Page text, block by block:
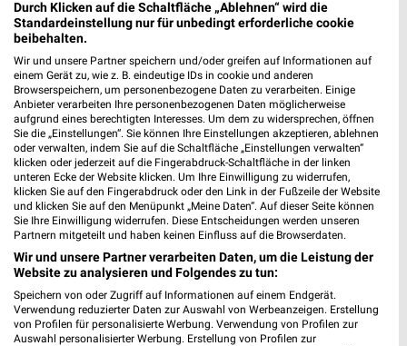
für Stutt­gart
Instone Real Estate Development GmbH Filialen
& Öffnungszeiten für Stuttgart
Intep Teppich Katalog und Prospekte für
Fildersatdt
INTERSPORT Prospekte, Angebote & Aktionen
für Fellbach
Durch Klicken auf die Schaltfläche „Ablehnen“ wird die
Standardeinstellung nur für unbedingt erforderliche cookie
beibehalten.
Wir und unsere Partner speichern und/oder greifen auf Informationen auf
einem Gerät zu, wie z. B. eindeutige IDs in cookie und anderen
Browserspeichern, um personenbezogene Daten zu verarbeiten. Einige
Anbieter verarbeiten Ihre personenbezogenen Daten möglicherweise
aufgrund eines berechtigten Interesses. Um dem zu widersprechen, öffnen
Sie die „Einstellungen“. Sie können Ihre Einstellungen akzeptieren, ablehnen
oder verwalten, indem Sie auf die Schaltfläche „Einstellungen verwalten“
klicken oder jederzeit auf die Fingerabdruck-Schaltfläche in der linken
unteren Ecke der Website klicken. Um Ihre Einwilligung zu widerrufen,
klicken Sie auf den Fingerabdruck oder den Link in der Fußzeile der Website
und klicken Sie auf den Menüpunkt „Meine Daten“. Auf dieser Seite können
Sie Ihre Einwilligung widerrufen. Diese Entscheidungen werden unseren
Partnern mitgeteilt und haben keinen Einfluss auf die Browserdaten.
Wir und unsere Partner verarbeiten Daten, um die Leistung der
Website zu analysieren und Folgendes zu tun:
Speichern von oder Zugriff auf Informationen auf einem Endgerät.
Verwendung reduzierter Daten zur Auswahl von Werbeanzeigen. Erstellung
von Profilen für personalisierte Werbung. Verwendung von Profilen zur
Auswahl personalisierter Werbung. Erstellung von Profilen zur